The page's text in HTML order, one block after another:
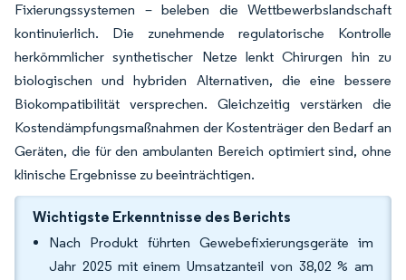
Fixierungssystemen – beleben die Wettbewerbslandschaft
kontinuierlich. Die zunehmende regulatorische Kontrolle
herkömmlicher synthetischer Netze lenkt Chirurgen hin zu
biologischen und hybriden Alternativen, die eine bessere
Biokompatibilität versprechen. Gleichzeitig verstärken die
Kostendämpfungsmaßnahmen der Kostenträger den Bedarf an
Geräten, die für den ambulanten Bereich optimiert sind, ohne
klinische Ergebnisse zu beeinträchtigen.
Wichtigste Erkenntnisse des Berichts
Nach Produkt führten Gewebefixierungsgeräte im
Jahr 2025 mit einem Umsatzanteil von 38,02 % am